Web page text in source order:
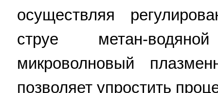
осуществляя
струе метан-
микроволновый
позволяет упростить